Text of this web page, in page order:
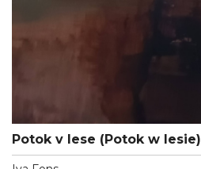
Potok v lese (Potok w lesie)